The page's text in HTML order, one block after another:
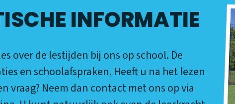
INFORMATIE
over de lestijden bij ons op school. De
en schoolafspraken. Heeft u na het lezen
vraag? Neem dan contact met ons op via